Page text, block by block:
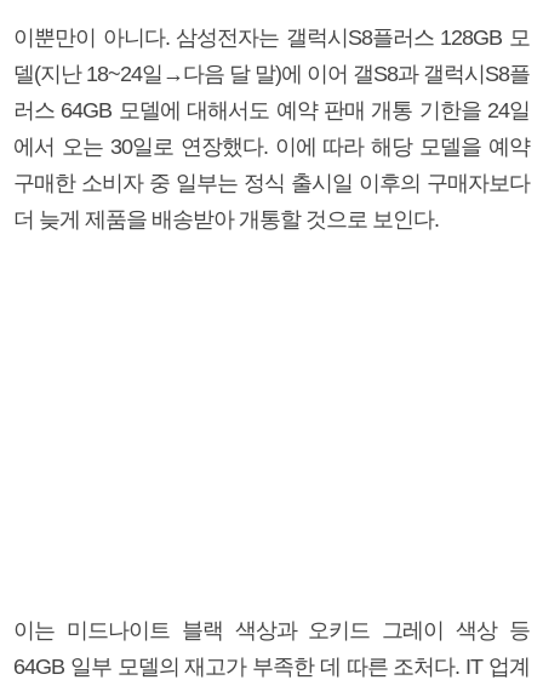
이뿐만이 아니다. 삼성전자는 갤럭시S8플러스 128GB 모
델(지난 18~24일→다음 달 말)에 이어 갤S8과 갤럭시S8플
러스 64GB 모델에 대해서도 예약 판매 개통 기한을 24일
에서 오는 30일로 연장했다. 이에 따라 해당 모델을 예약
구매한 소비자 중 일부는 정식 출시일 이후의 구매자보다
더 늦게 제품을 배송받아 개통할 것으로 보인다.
이는 미드나이트 블랙 색상과 오키드 그레이 색상 등
64GB 일부 모델의 재고가 부족한 데 따른 조처다. IT 업계